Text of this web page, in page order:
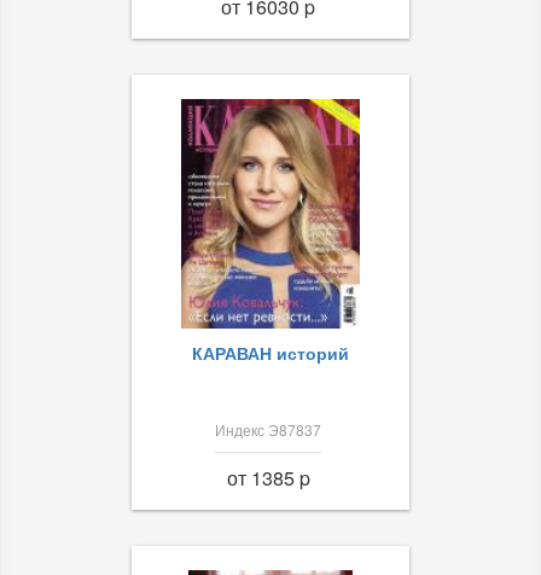
от 16030 p
КАРАВАН историй
Индекс Э87837
от 1385 p